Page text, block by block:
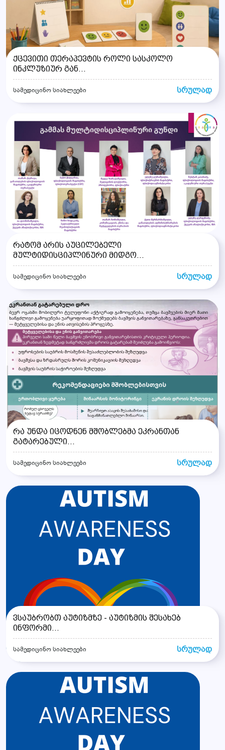
ქცევითი თერაპევტის როლი სასკოლო
ინკლუზიურ გან...
სამედიცინო სიახლეები სრულად
რატომ არის აუცილებელი
მულტიდისციპლინური მიდგო...
სამედიცინო სიახლეები სრულად
რა უნდა იცოდნენ მშობლებმა ეკრანთან
გატარებული...
სამედიცინო სიახლეები სრულად
ვსაუბრობთ აუტიზმზე - აუტიზმის შესახებ
ინფორმი...
სამედიცინო სიახლეები სრულად